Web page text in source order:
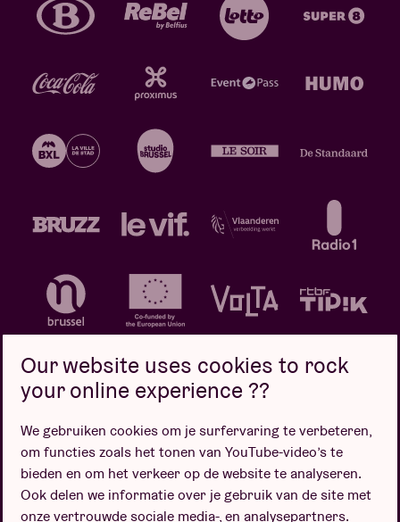
Privacybeleid Cookiebeleid
Verkoopsvoorwaarden
Design door
Our website uses cookies to rock
your online experience ??
We gebruiken cookies om je surfervaring te verbeteren,
om functies zoals het tonen van YouTube-video’s te
bieden en om het verkeer op de website te analyseren.
Ook delen we informatie over je gebruik van de site met
onze vertrouwde sociale media-, en analysepartners.